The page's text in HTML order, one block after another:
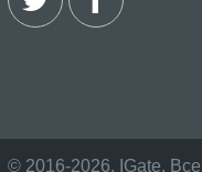
© 2016-2026, IGate.